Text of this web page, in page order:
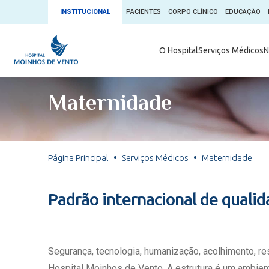
INSTITUCIONAL PACIENTES CORPO CLÍNICO EDUCAÇÃO
O HospitalServiços Médicos
Serviços Médicos
Núcleos e Especialidades
Exames
Fale com o Moinhos
Seu Médico
Ambulatório
Comitê de
Conheça
Blog Saúde
Convênios
Doação de
Escritório
Maternidade
Página Principal Serviços Médicos Maternidade
Padrão internacional de
Segurança, tecnologia, humanização, acolhimento,